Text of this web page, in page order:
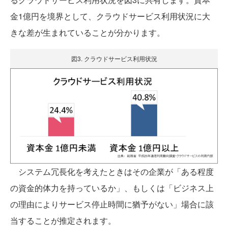
金1億円を境界として、クラウドサービス利用状況に大
きな差が生まれていることが分かります。
図3. クラウドサービス利用状況
システム冗長化を考えたときはその企業が「ある程度
の資金的体力を持っているか」、もしくは「ビジネス上
の理由によりサービス停止時間に猶予がない」場合に該
当することが推定されます。